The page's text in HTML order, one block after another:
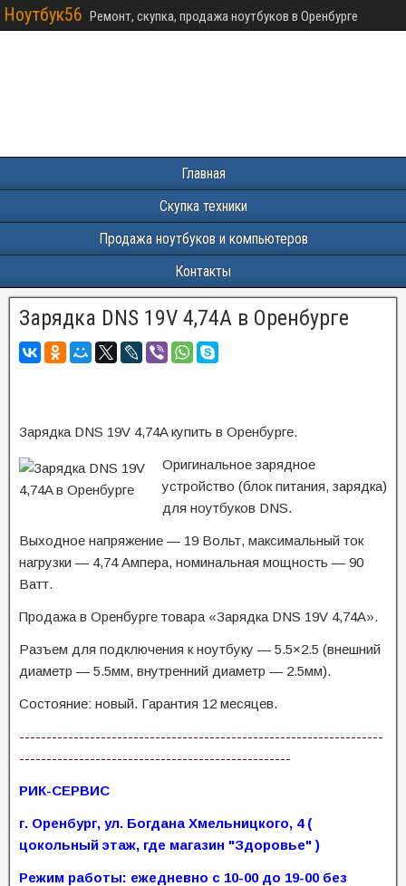
Ноутбук56 Ремонт, скупка, продажа ноутбуков в Оренбурге
Главная
Скупка техники
Продажа ноутбуков и компьютеров
Контакты
Зарядка DNS 19V 4,74A в Оренбурге
Зарядка DNS 19V 4,74A купить в Оренбурге.
Оригинальное зарядное
устройство (блок питания, зарядка)
для ноутбуков DNS.
Выходное напряжение — 19 Вольт, максимальный ток
нагрузки — 4,74 Ампера, номинальная мощность — 90
Ватт.
Продажа в Оренбурге товара «Зарядка DNS 19V 4,74A».
Разъем для подключения к ноутбуку — 5.5×2.5 (внешний
диаметр — 5.5мм, внутренний диаметр — 2.5мм).
Состояние: новый. Гарантия 12 месяцев.
-------------------------------------------------------------------
--------------------------------------------------
РИК-СЕРВИС
г. Оренбург, ул. Богдана Хмельницкого, 4 (
цокольный этаж, где магазин "Здоровье" )
Режим работы: ежедневно с 10-00 до 19-00 без